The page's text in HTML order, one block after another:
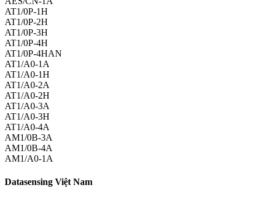
AT1/0P-1H
AT1/0P-2H
AT1/0P-3H
AT1/0P-4H
AT1/0P-4HAN
AT1/A0-1A
AT1/A0-1H
AT1/A0-2A
AT1/A0-2H
AT1/A0-3A
AT1/A0-3H
AT1/A0-4A
AM1/0B-3A
AM1/0B-4A
AM1/A0-1A
Datasensing Việt Nam